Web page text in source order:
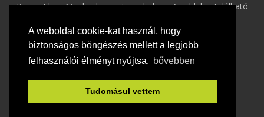
A weboldal cookie-kat használ, hogy
biztonságos böngészés mellett a legjobb
felhasználói élményt nyújtsa. bővebben
Tudomásul vettem
Koncert.hu - Minden koncert egy helyen. Az oldalon található
2020 Adatvédelem-ÁSZF-Felhasználási
feltételek-Webmaster- Kapcsolat és üzenet küldés